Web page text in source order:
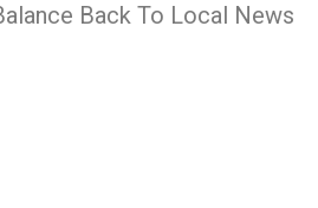
Back To Local News